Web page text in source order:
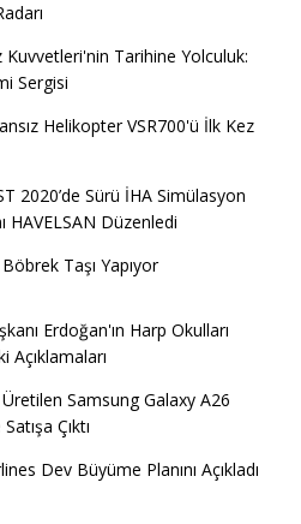
Kuvvetleri'nin Tarihine Yolculuk:
Sergisi
Helikopter VSR700'ü İlk Kez
2020’de Sürü İHA Simülasyon
HAVELSAN Düzenledi
Böbrek Taşı Yapıyor
Erdoğan'ın Harp Okulları
Açıklamaları
Samsung Galaxy A26
Çıktı
Dev Büyüme Planını Açıkladı